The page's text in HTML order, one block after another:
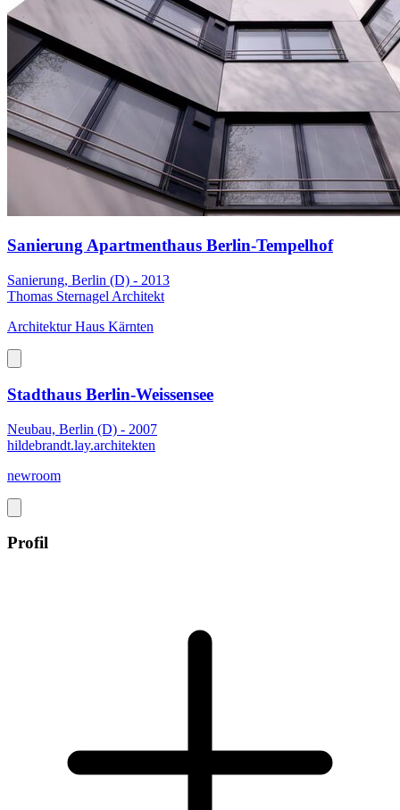
Sanierung Apartmenthaus Berlin-Tempelhof
Sanierung, Berlin (D) - 2013
Thomas Sternagel Architekt
Architektur Haus Kärnten
Stadthaus Berlin-Weissensee
Neubau, Berlin (D) - 2007
hildebrandt.lay.architekten
newroom
Profil